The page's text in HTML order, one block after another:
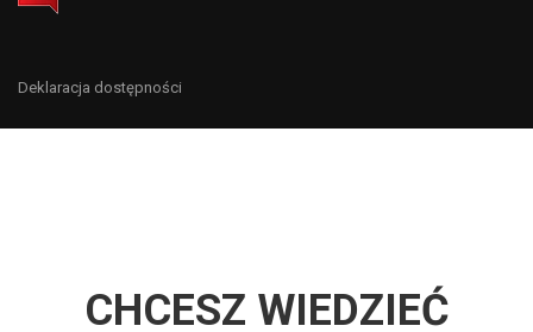
Deklaracja dostępności
CHCESZ WIEDZIEĆ